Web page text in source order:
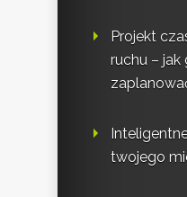
Projekt
ruchu –
twojego